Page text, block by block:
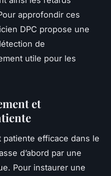
approfondir ces
DPC propose une
de
utile pour les
et
patiente efficace dans le
d’abord par une
Pour instaurer une